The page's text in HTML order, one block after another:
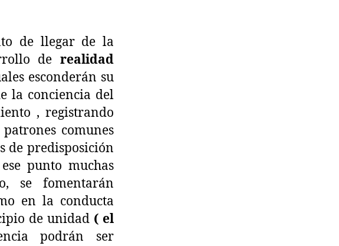
de llegar de la
de realidad
esconderán su
la conciencia del
, registrando
comunes
de predisposición
punto muchas
se fomentarán
en la conducta
de unidad( el
podrán ser